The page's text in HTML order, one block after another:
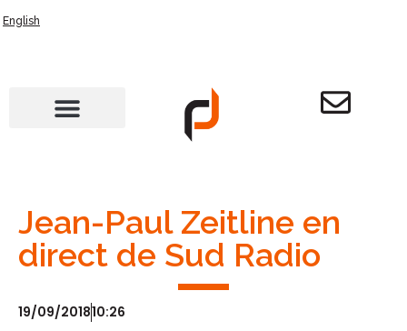
English
Jean-Paul Zeitline en
direct de Sud Radio
19/09/201810:26